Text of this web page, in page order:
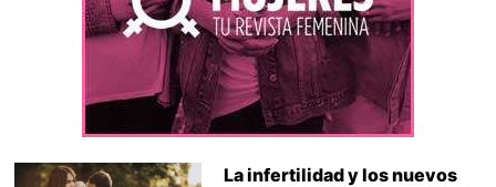
La infertilidad y los nuevos